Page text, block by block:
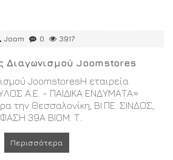
Joom 0 3917
Διαγωνισμού Joomstores
JoomstoresΗ εταιρεία
Α.Ε. - ΠΑΙΔΙΚΑ ΕΝΔΥΜΑΤΑ»
την Θεσσαλονίκη, ΒΙ.ΠΕ. ΣΙΝΔΟΣ,
ΦΑΣΗ 39Α ΒΙΟΜ. Τ..
Περισσότερα